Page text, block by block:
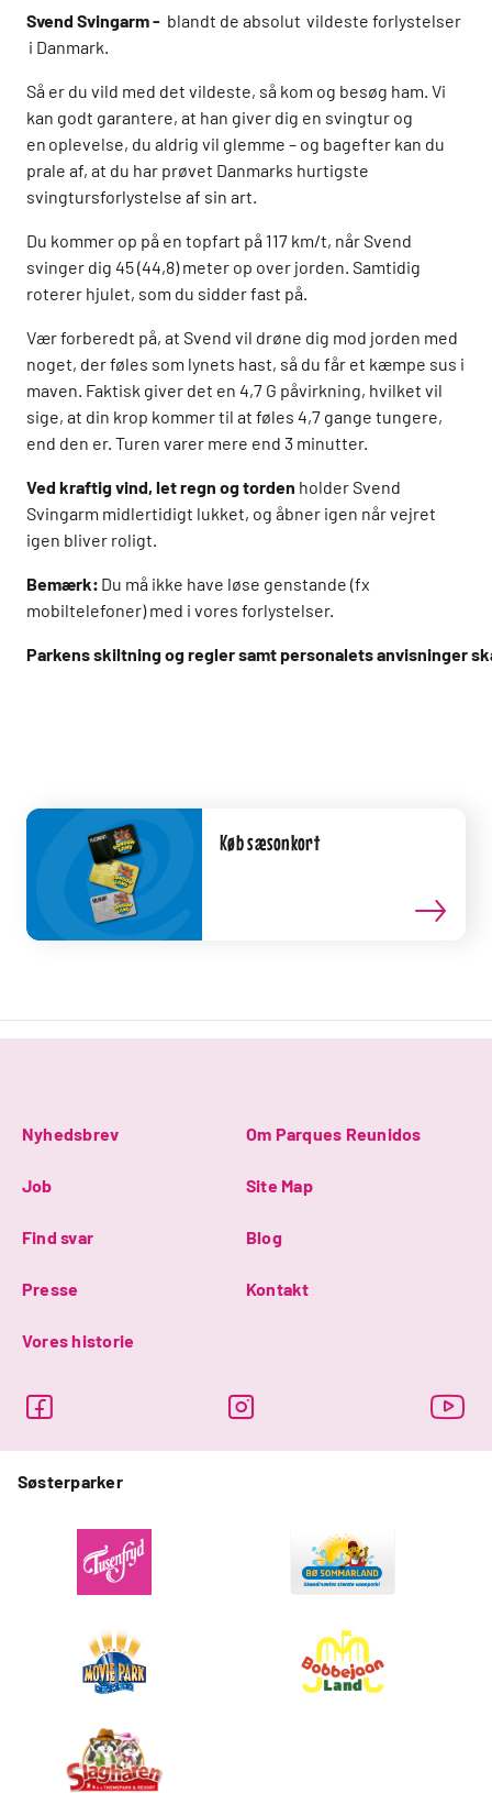
Svend Svingarm - blandt de absolut vildeste forlystelser
i Danmark.
Så er du vild med det vildeste, så kom og besøg ham. Vi
kan godt garantere, at han giver dig en svingtur og
en oplevelse, du aldrig vil glemme – og bagefter kan du
prale af, at du har prøvet Danmarks hurtigste
svingtursforlystelse af sin art.
Du kommer op på en topfart på 117 km/t, når Svend
svinger dig 45 (44,8) meter op over jorden. Samtidig
roterer hjulet, som du sidder fast på.
Vær forberedt på, at Svend vil drøne dig mod jorden med
noget, der føles som lynets hast, så du får et kæmpe sus i
maven. Faktisk giver det en 4,7 G påvirkning, hvilket vil
sige, at din krop kommer til at føles 4,7 gange tungere,
end den er. Turen varer mere end 3 minutter.
Ved kraftig vind, let regn og torden holder Svend
Svingarm midlertidigt lukket, og åbner igen når vejret
igen bliver roligt.
Bemærk: Du må ikke have løse genstande (fx
mobiltelefoner) med i vores forlystelser.
Parkens skiltning og regler samt personalets anvisninger
Køb sæsonkort
Nyhedsbrev Om Parques Reunidos
Job Site Map
Find svar Blog
Presse Kontakt
Vores historie
Søsterparker